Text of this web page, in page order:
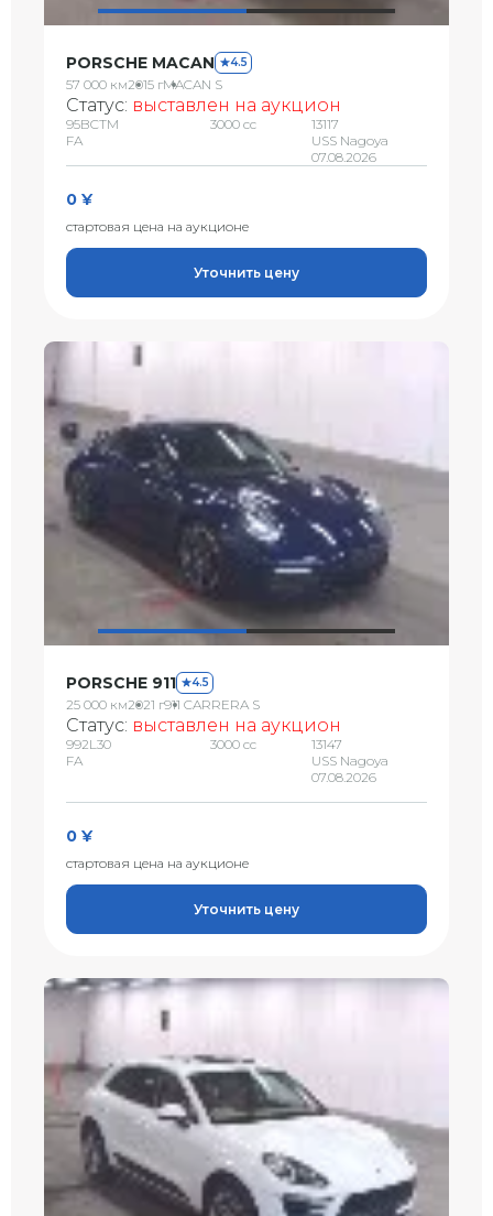
PORSCHE MACAN 4.5
57 000 км2015 гMACAN S
Статус: выставлен на аукцион
95BCTM
FA
3000 сс
13117
USS Nagoya
07.08.2026
0 ¥
стартовая цена на аукционе
Уточнить цену
PORSCHE 911 4.5
25 000 км2021 г911 CARRERA S
Статус: выставлен на аукцион
992L30
FA
3000 сс
13147
USS Nagoya
07.08.2026
0 ¥
стартовая цена на аукционе
Уточнить цену